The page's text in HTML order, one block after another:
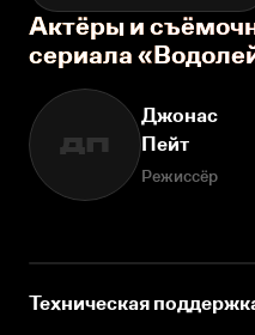
Актёры и
сериала
ДП
Джонас
Пейт
Режиссёр
Техническая